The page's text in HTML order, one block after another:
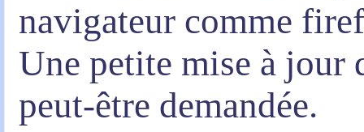
navigateur comme
Une petite mise à jour
peut-être demandée.